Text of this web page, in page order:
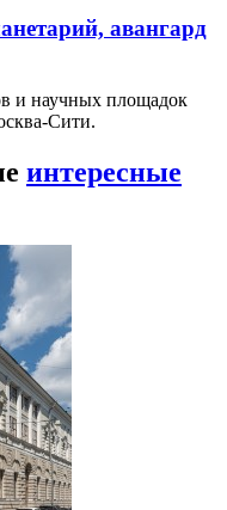
авангард
и научных площадок
Сити.
интересные